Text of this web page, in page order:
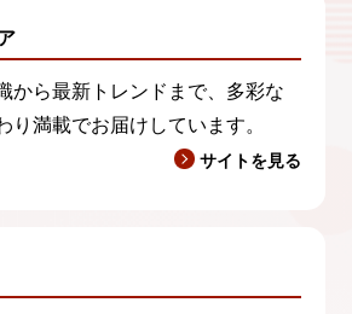
から最新トレンドまで、多彩な
り満載でお届けしています。
サイトを見る